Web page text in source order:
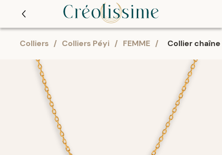
Colliers / Colliers Péyi / FEMME / Collier